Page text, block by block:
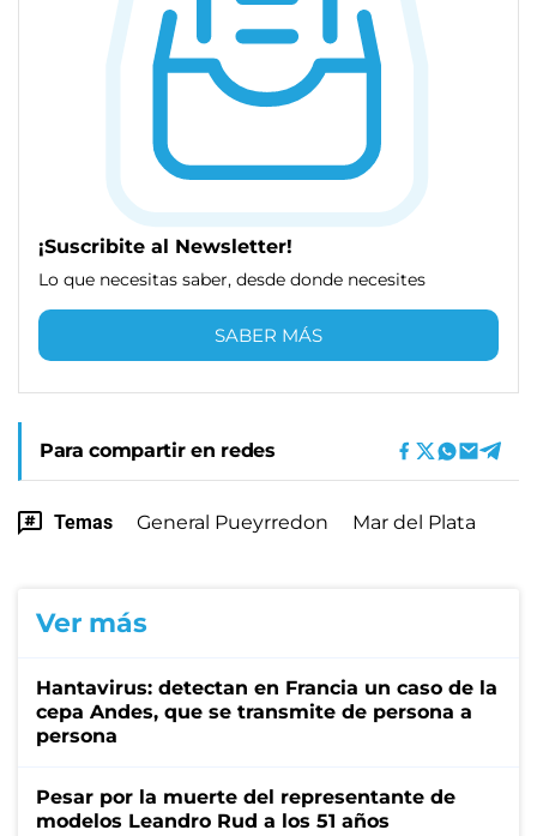
¡Suscribite al Newsletter!
Lo que necesitas saber, desde donde necesites
SABER MÁS
Para compartir en redes
Temas General Pueyrredon Mar del Plata
Ver más
Hantavirus: detectan en Francia un caso de la
cepa Andes, que se transmite de persona a
persona
Pesar por la muerte del representante de
modelos Leandro Rud a los 51 años